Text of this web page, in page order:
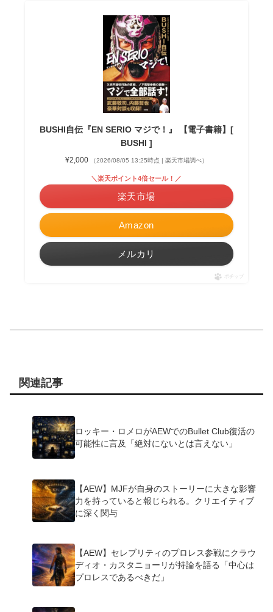
BUSHI自伝『EN SERIO マジで！』 【電子書籍】[
BUSHI ]
¥2,000 （2026/08/05 13:25時点 | 楽天市場調べ）
Amazon
＼楽天ポイント4倍セール！／
楽天市場
メルカリ
ポチップ
関連記事
ロッキー・ロメロがAEWでのBullet Club復活の
可能性に言及「絶対にないとは言えない」
【AEW】MJFが自身のストーリーに大きな影響
力を持っていると報じられる。クリエイティブ
に深く関与
【AEW】セレブリティのプロレス参戦にクラウ
ディオ・カスタニョーリが持論を語る「中心は
プロレスであるべきだ」